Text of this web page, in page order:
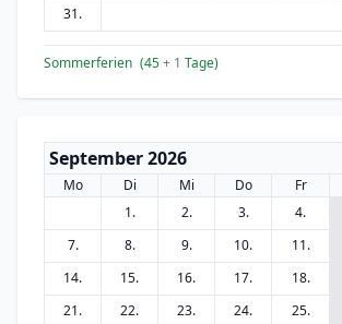
31.
Sommerferien (45+ 1 Tage)
September 2026
Mo Di Mi Do Fr
1.
2. 3. 4.
7.
8. 9. 10. 11.
14.
15. 16. 17. 18.
21.
22. 23. 24. 25.